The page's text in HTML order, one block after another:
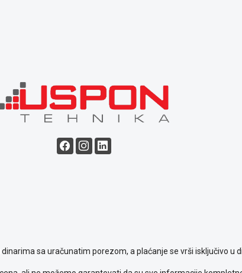
sa uračunatim porezom, a plaćanje se vrši isključivo u